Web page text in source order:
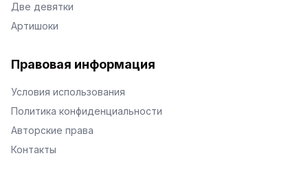
Две девятки
Артишоки
Правовая информация
Условия использования
Политика конфиденциальности
Авторские права
Контакты